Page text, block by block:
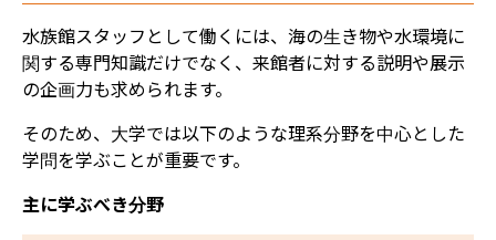
水族館スタッフとして働くには、海の生き物や水環境に
関する専門知識だけでなく、来館者に対する説明や展示
の企画力も求められます。
そのため、大学では以下のような理系分野を中心とした
学問を学ぶことが重要です。
主に学ぶべき分野